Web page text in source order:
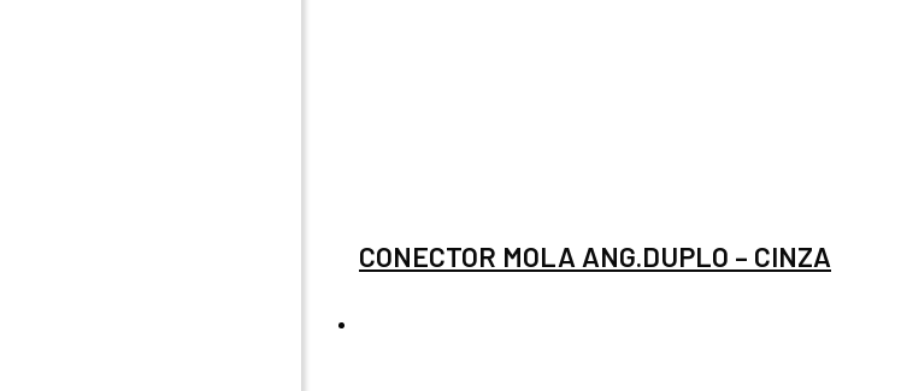
CONECTOR MOLA ANG.DUPLO – CINZA